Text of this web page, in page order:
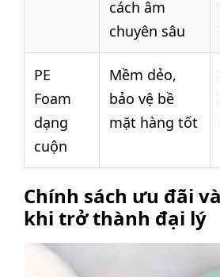
cách âm
chuyên sâu
PE
Foam
dạng
cuộn
Mềm dẻo,
bảo vệ bề
mặt hàng tốt
Chính sách ưu đãi
khi trở thành đại lý